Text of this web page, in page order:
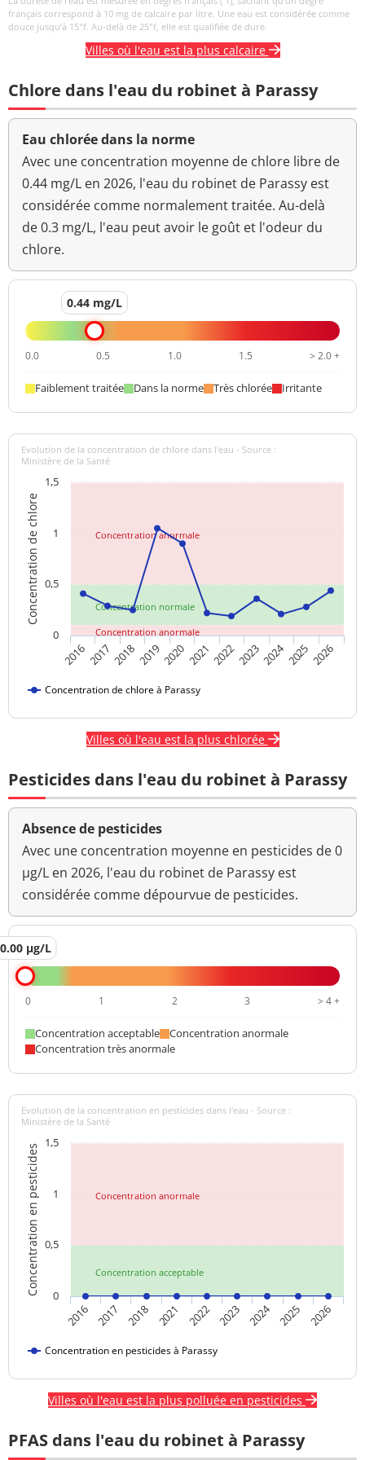
néphélométrique NFU
<0,1 NFU <=2 NFU
français correspond à 10 mg de calcaire par litre. Une eau est considérée comme
douce jusqu’à 15°f. Au-delà de 25°f, elle est qualifiée de dure.
Villes où l'eau est la plus calcaire
Chlore dans l'eau du robinet à Parassy
Eau chlorée dans la norme
Avec une concentration moyenne de chlore libre de
0.44 mg/L en 2026, l'eau du robinet de Parassy est
considérée comme normalement traitée. Au-delà
de 0.3 mg/L, l'eau peut avoir le goût et l'odeur du
chlore.
0.44 mg/L
0.0 0.5 1.0 1.5 > 2.0 +
Faiblement traitée Dans la norme Très chlorée Irritante
Concentration normale
Concentration anormale
Concentration anormale
Concentration de chlore
Evolution de la concentration de chlore dans l'eau - Source :
Ministère de la Santé
Concentration de chlore à Parassy
20162017 201820192020202120222023202420252026
0
0,5
1
1,5
Villes où l'eau est la plus chlorée
Pesticides dans l'eau du robinet à Parassy
Absence de pesticides
Avec une concentration moyenne en pesticides de 0
µg/L en 2026, l'eau du robinet de Parassy est
considérée comme dépourvue de pesticides.
0.00 µg/L
0 1 2 3 > 4 +
Concentration acceptable
Concentration anormale
Concentration très anormale
Concentration acceptable
Concentration anormale
Concentration en pesticides
Evolution de la concentration en pesticides dans l'eau - Source :
Ministère de la Santé
Concentration en pesticides à Parassy
2016 2017 2018 2021 2022 2023 2024 2025 2026
0
0,5
1
1,5
Villes où l'eau est la plus polluée en pesticides
PFAS dans l'eau du robinet à Parassy